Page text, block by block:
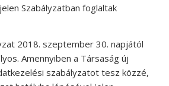
Szabályzatban foglaltak
2018. szeptember 30. napjától
Amennyiben a Társaság új
szabályzatot tesz közzé,